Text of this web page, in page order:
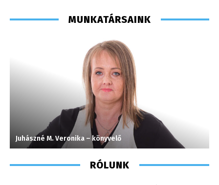
MUNKATÁRSAINK
Juhászné M. Veronika – könyvelő
RÓLUNK